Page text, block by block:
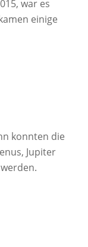
war es
einige
konnten die
Jupiter